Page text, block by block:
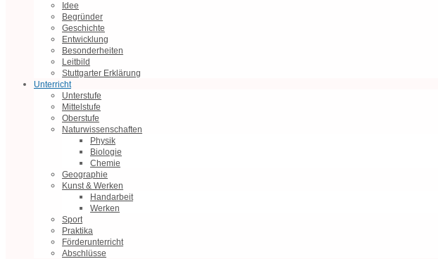
Idee
Begründer
Geschichte
Entwicklung
Besonderheiten
Leitbild
Stuttgarter Erklärung
Unterricht
Unterstufe
Mittelstufe
Oberstufe
Naturwissenschaften
Physik
Biologie
Chemie
Geographie
Kunst & Werken
Handarbeit
Werken
Sport
Praktika
Förderunterricht
Abschlüsse